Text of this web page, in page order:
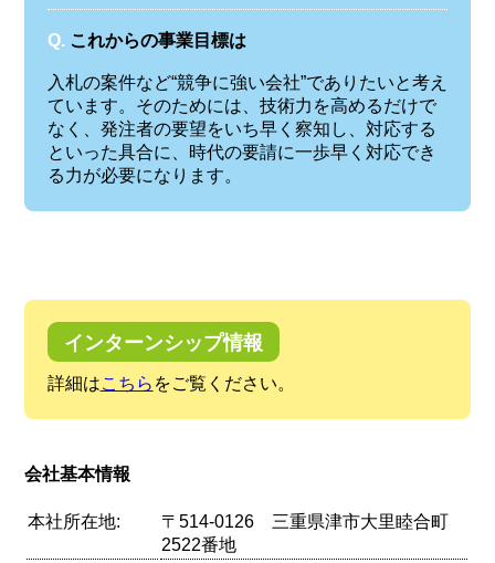
Q. これからの事業目標は
入札の案件など“競争に強い会社”でありたいと考え
ています。そのためには、技術力を高めるだけで
なく、発注者の要望をいち早く察知し、対応する
といった具合に、時代の要請に一歩早く対応でき
る力が必要になります。
インターンシップ情報
詳細はこちら をご覧ください。
会社基本情報
本社所在地:
〒514-0126 三重県津市大里睦合町
2522番地